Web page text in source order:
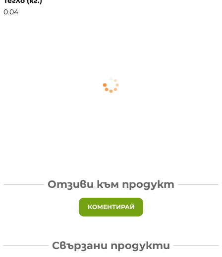
0.04
Отзиви към продукт
КОМЕНТИРАЙ
Свързани продукти